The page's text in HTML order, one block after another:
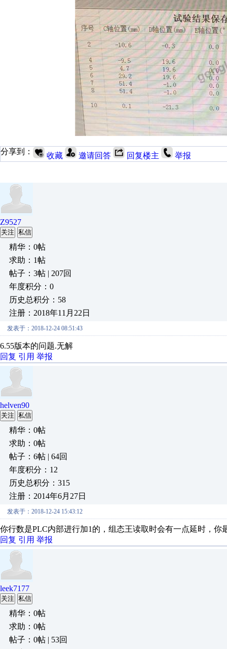
分享到： 收藏 邀请回答 回复楼主 举报
Z9527
关注 私信
精华：0帖
求助：1帖
帖子：3帖 | 207回
年度积分：0
历史总积分：58
注册：2018年11月22日
发表于：2018-12-24 08:51:43
6.55版本的问题.无解
回复 引用 举报
helven90
关注 私信
精华：0帖
求助：0帖
帖子：6帖 | 64回
年度积分：12
历史总积分：315
注册：2014年6月27日
发表于：2018-12-24 15:43:12
你行数是PLC内部进行加1的，组态王读取时会有一点延时，你
回复 引用 举报
leek7177
关注 私信
精华：0帖
求助：0帖
帖子：0帖 | 53回